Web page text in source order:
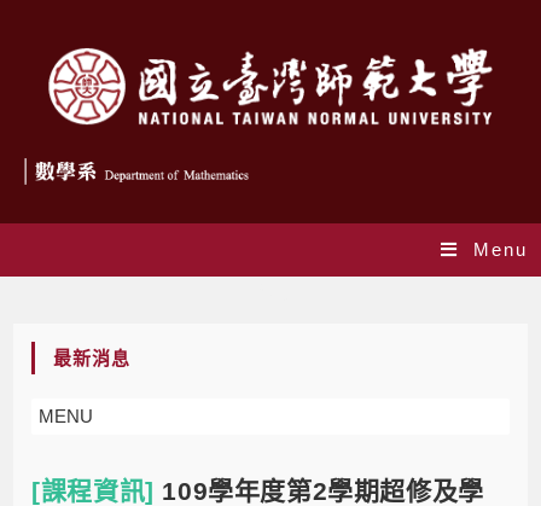
Menu
最新消息
MENU
[課程資訊] 109學年度第2學期超修及學